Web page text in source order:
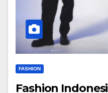
FASHION
Fashion